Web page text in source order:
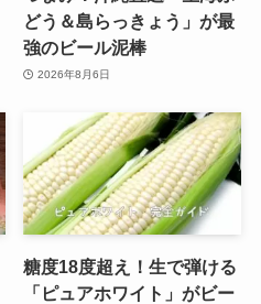
どう＆島らっきょう」が最
強のビール泥棒
2026年8月6日
糖度18度超え！生で弾ける
「ピュアホワイト」がビー